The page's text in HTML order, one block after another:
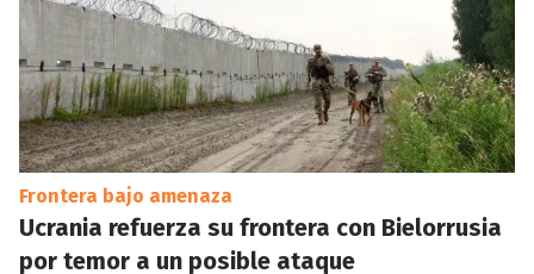
Frontera bajo amenaza
Ucrania refuerza su frontera con Bielorrusia
por temor a un posible ataque